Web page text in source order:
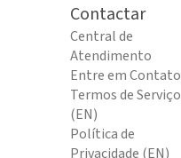
Contactar
Central de
Atendimento
Entre em Contato
Termos de Serviço
(EN)
Política de
Privacidade (EN)